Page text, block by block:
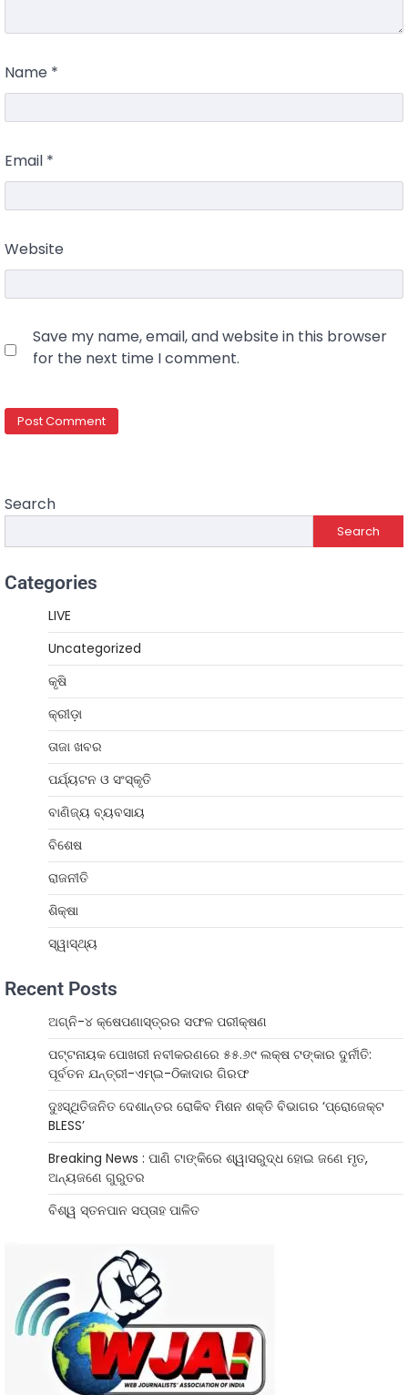
Name *
Email *
Website
Save my name, email, and website in this browser
for the next time I comment.
Search
Search
Categories
LIVE
Uncategorized
କୃଷି
କ୍ରୀଡ଼ା
ତାଜା ଖବର
ପର୍ଯ୍ୟଟନ ଓ ସଂସ୍କୃତି
ବାଣିଜ୍ୟ ବ୍ୟବସାୟ
ବିଶେଷ
ରାଜନୀତି
ଶିକ୍ଷା
ସ୍ୱାସ୍ଥ୍ୟ
Recent Posts
ଅଗ୍ନି-୪ କ୍ଷେପଣାସ୍ତ୍ରର ସଫଳ ପରୀକ୍ଷଣ
ପଟ୍ଟନାୟକ ପୋଖରୀ ନବୀକରଣରେ ୫୫.୬୯ ଲକ୍ଷ ଟଙ୍କାର ଦୁର୍ନୀତି:
ପୂର୍ବତନ ଯନ୍ତ୍ରୀ-ଏମ୍‌ଇ-ଠିକାଦାର ଗିରଫ
ଦୁଃସ୍ଥିତିଜନିତ ଦେଶାନ୍ତର ରୋକିବ ମିଶନ ଶକ୍ତି ବିଭାଗର ‘ପ୍ରୋଜେକ୍ଟ
BLESS’
Breaking News : ପାଣି ଟାଙ୍କିରେ ଶ୍ୱାସରୁଦ୍ଧ ହୋଇ ଜଣେ ମୃତ,
ଅନ୍ୟଜଣେ ଗୁରୁତର
ବିଶ୍ୱ ସ୍ତନପାନ ସପ୍ତାହ ପାଳିତ